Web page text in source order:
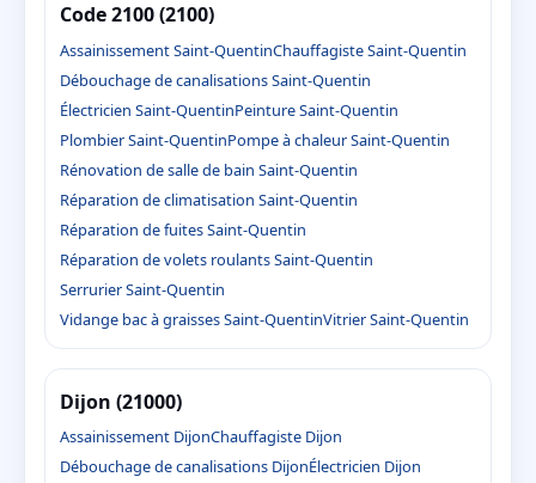
Code 2100 (2100)
Assainissement Saint-QuentinChauffagiste Saint-Quentin
Débouchage de canalisations Saint-Quentin
Électricien Saint-QuentinPeinture Saint-Quentin
Plombier Saint-QuentinPompe à chaleur Saint-Quentin
Rénovation de salle de bain Saint-Quentin
Réparation de climatisation Saint-Quentin
Réparation de fuites Saint-Quentin
Réparation de volets roulants Saint-Quentin
Serrurier Saint-Quentin
Vidange bac à graisses Saint-QuentinVitrier Saint-Quentin
Dijon (21000)
Assainissement DijonChauffagiste Dijon
Débouchage de canalisations DijonÉlectricien Dijon